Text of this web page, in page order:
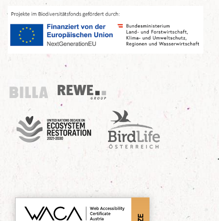
Billa
REWE Group
UN Decade
Birdlife